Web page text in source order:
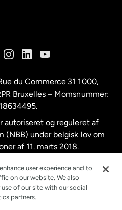
du Commerce 31 1000,
Bruxelles – Momsnummer:
autoriseret og reguleret af
(NBB) under belgisk lov om
af 11. marts 2018.
user experience and to
on our website. We also
of our site with our social
partners.